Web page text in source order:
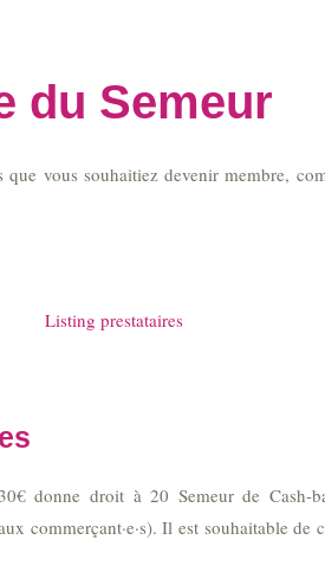
du Semeur
vous souhaitiez devenir membre,
Listing prestataires
donne droit à 20 Semeur de Cash-
commerçant·e·s). Il est souhaitable de